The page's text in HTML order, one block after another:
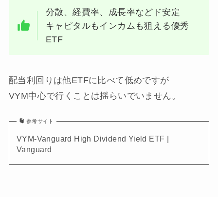
分散、経費率、成長率などド安定
キャピタルもインカムも狙える優秀
ETF
配当利回りは他ETFに比べて低めですが
VYM中心で行くことは揺らいでいません。
参考サイト
VYM-Vanguard High Dividend Yield ETF |
Vanguard